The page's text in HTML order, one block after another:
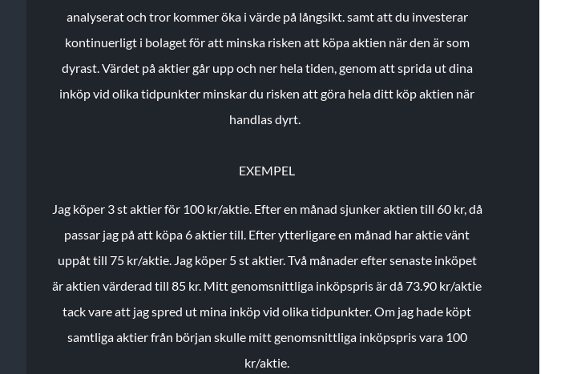
analyserat och tror kommer öka i värde på långsikt. samt att du investerar
kontinuerligt i bolaget för att minska risken att köpa aktien när den är som
dyrast. Värdet på aktier går upp och ner hela tiden, genom att sprida ut dina
inköp vid olika tidpunkter minskar du risken att göra hela ditt köp aktien när
handlas dyrt.
EXEMPEL
Jag köper 3 st aktier för 100 kr/aktie. Efter en månad sjunker aktien till 60 kr, då
passar jag på att köpa 6 aktier till. Efter ytterligare en månad har aktie vänt
uppåt till 75 kr/aktie. Jag köper 5 st aktier.Två månader efter senaste inköpet
är aktien värderad till 85 kr. Mitt genomsnittliga inköpspris är då 73.90 kr/aktie
tack vare att jag spred ut mina inköp vid olika tidpunkter. Om jag hade köpt
samtliga aktier från början skulle mitt genomsnittliga inköpspris vara 100
kr/aktie.